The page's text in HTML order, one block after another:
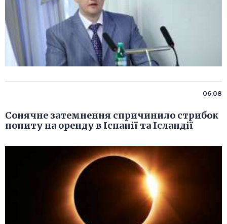
06.08
Сонячне затемнення спричинило стрибок
попиту на оренду в Іспанії та Ісландії